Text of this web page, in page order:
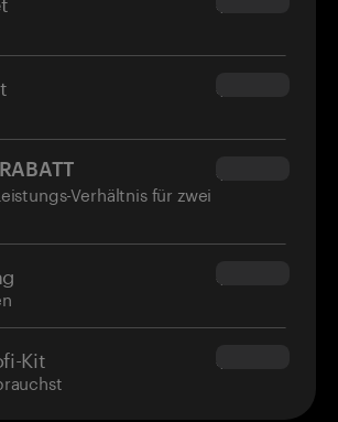
$54.90
Verhältnis für zwei
$34.95
$160.00
Kit $180.00